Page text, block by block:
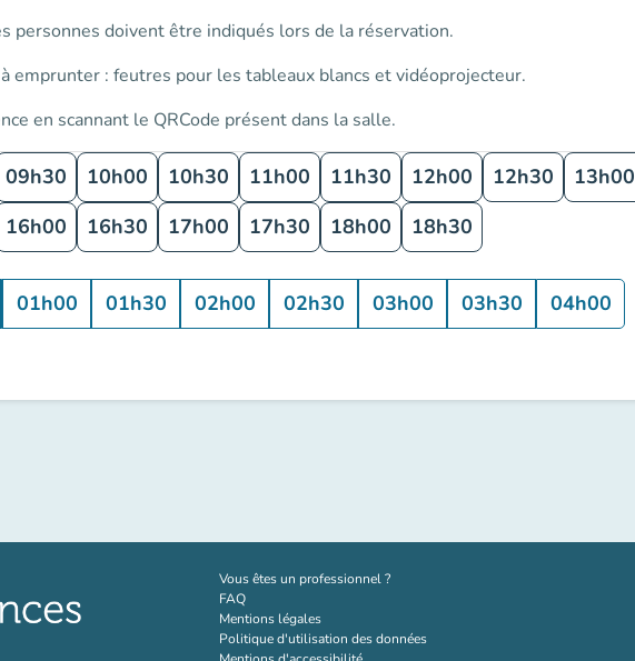
personnes doivent être indiqués lors de la réservation.
emprunter : feutres pour les tableaux blancs et vidéoprojecteur.
en scannant le QRCode présent dans la salle.
09h30 10h00 10h30 11h00 11h30 12h00 12h30 13h00
16h00 16h30 17h00 17h30 18h00 18h30
01h00 01h30 02h00 02h30 03h00 03h30 04h00
Vous êtes un professionnel ?(nouvel onglet)
FAQ
Mentions légales
Politique d'utilisation des données